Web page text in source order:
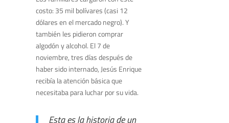
costo: 35 mil bolívares (casi 12
dólares en el mercado negro). Y
también les pidieron comprar
algodón y alcohol. El 7 de
noviembre, tres días después de
haber sido internado, Jesús Enrique
recibía la atención básica que
necesitaba para luchar por su vida.
Esta es la historia de un